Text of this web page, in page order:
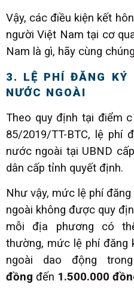
Vậy, các điều kiện kết
người Việt Nam tại cơ
Nam là gì, hãy cùng
3. LỆ PHÍ ĐĂNG KÝ
NƯỚC NGOÀI
Theo quy định tại điểm
85/2019/TT-BTC, lệ phí
nước ngoài tại UBND
dân cấp tỉnh quyết định.
Như vậy, mức lệ phí
ngoài không được quy
mỗi địa phương có
thường, mức lệ phí đăng
ngoài dao động
đồng đến 1.500.000